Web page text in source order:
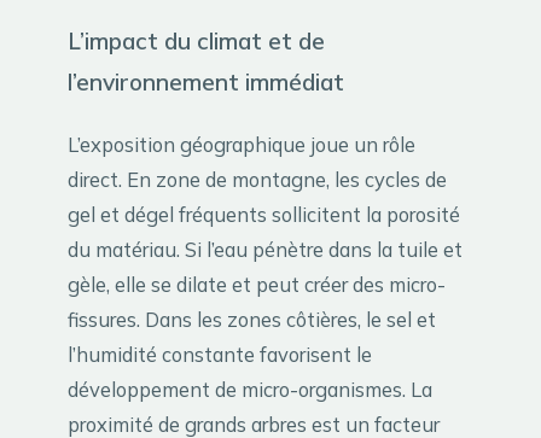
L’impact du climat et de
l’environnement immédiat
L’exposition géographique joue un rôle
direct. En zone de montagne, les cycles de
gel et dégel fréquents sollicitent la porosité
du matériau. Si l’eau pénètre dans la tuile et
gèle, elle se dilate et peut créer des micro-
fissures. Dans les zones côtières, le sel et
l’humidité constante favorisent le
développement de micro-organismes. La
proximité de grands arbres est un facteur